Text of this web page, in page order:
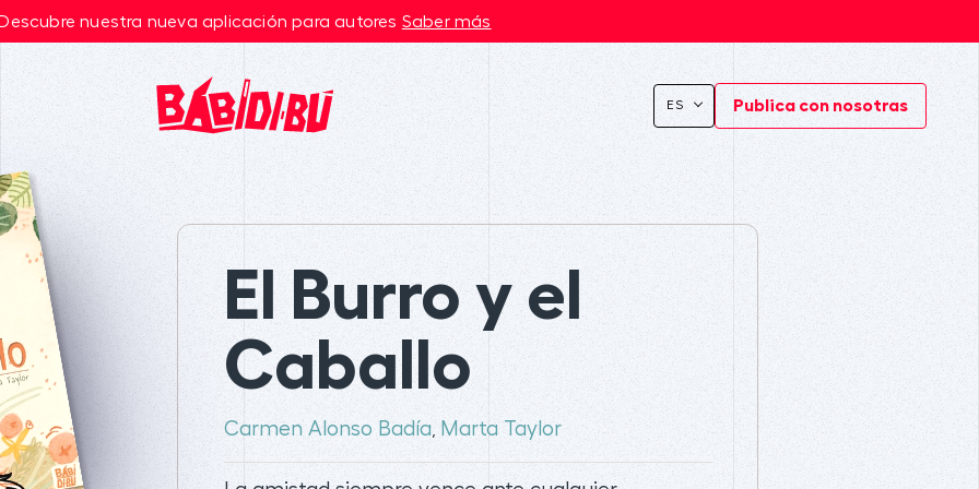
nuestra nueva aplicación para autores Saber más
ES Publica con nosotras
El Burro y el
Caballo
Carmen Alonso Badía, Marta Taylor